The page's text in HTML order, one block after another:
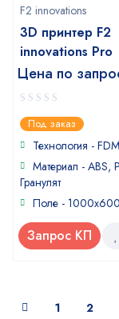
F2 innovations
3D принтер F2
innovations Pro
Цена по
0
out
of
Под заказ
Технология -
Материал - ABS,
Гранулят
Поле -
Запрос КП
1 2